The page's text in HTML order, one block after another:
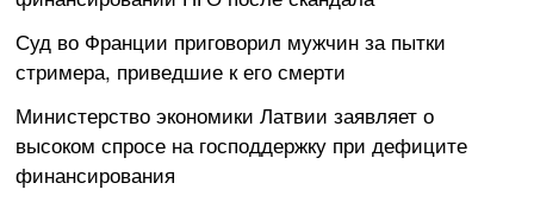
Суд во Франции приговорил мужчин за пытки
стримера, приведшие к его смерти
Министерство экономики Латвии заявляет о
высоком спросе на господдержку при дефиците
финансирования